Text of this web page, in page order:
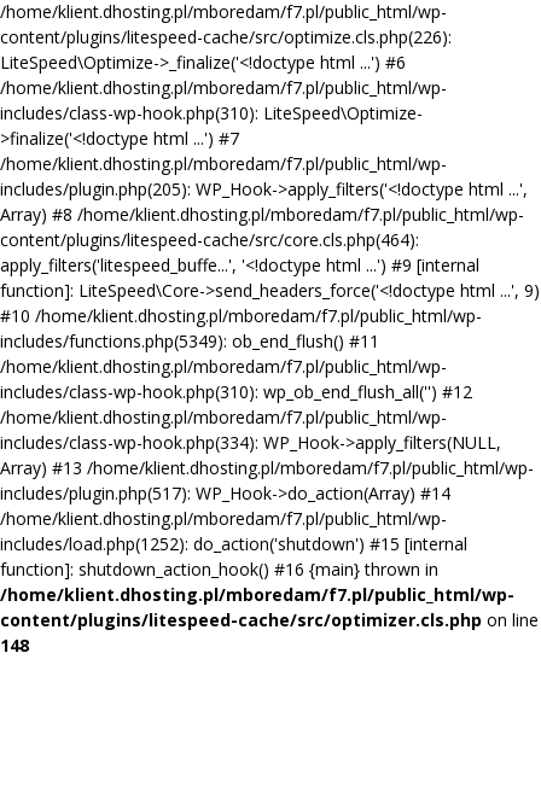
/home/klient.dhosting.pl/mboredam/f7.pl/public_html/wp-
content/plugins/litespeed-cache/src/optimize.cls.php(226):
LiteSpeed\Optimize->_finalize('<!doctype html ...') #6
/home/klient.dhosting.pl/mboredam/f7.pl/public_html/wp-
includes/class-wp-hook.php(310): LiteSpeed\Optimize-
>finalize('<!doctype html ...') #7
/home/klient.dhosting.pl/mboredam/f7.pl/public_html/wp-
includes/plugin.php(205): WP_Hook->apply_filters('<!doctype html ...',
Array) #8 /home/klient.dhosting.pl/mboredam/f7.pl/public_html/wp-
content/plugins/litespeed-cache/src/core.cls.php(464):
apply_filters('litespeed_buffe...', '<!doctype html ...') #9 [internal
function]: LiteSpeed\Core->send_headers_force('<!doctype html ...', 9)
#10 /home/klient.dhosting.pl/mboredam/f7.pl/public_html/wp-
includes/functions.php(5349): ob_end_flush() #11
/home/klient.dhosting.pl/mboredam/f7.pl/public_html/wp-
includes/class-wp-hook.php(310): wp_ob_end_flush_all('') #12
/home/klient.dhosting.pl/mboredam/f7.pl/public_html/wp-
includes/class-wp-hook.php(334): WP_Hook->apply_filters(NULL,
Array) #13 /home/klient.dhosting.pl/mboredam/f7.pl/public_html/wp-
includes/plugin.php(517): WP_Hook->do_action(Array) #14
/home/klient.dhosting.pl/mboredam/f7.pl/public_html/wp-
includes/load.php(1252): do_action('shutdown') #15 [internal
function]: shutdown_action_hook() #16 {main} thrown in
/home/klient.dhosting.pl/mboredam/f7.pl/public_html/wp-
content/plugins/litespeed-cache/src/optimizer.cls.php on line
148